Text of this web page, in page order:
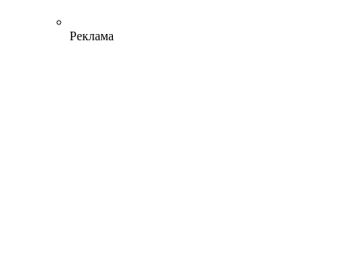
Реклама